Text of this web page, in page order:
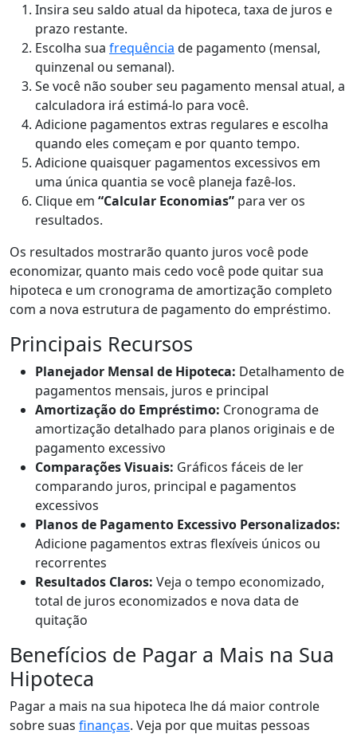
Insira seu saldo atual da hipoteca, taxa de juros e
prazo restante.
Escolha sua frequência de pagamento (mensal,
quinzenal ou semanal).
Se você não souber seu pagamento mensal atual, a
calculadora irá estimá-lo para você.
Adicione pagamentos extras regulares e escolha
quando eles começam e por quanto tempo.
Adicione quaisquer pagamentos excessivos em
uma única quantia se você planeja fazê-los.
Clique em “Calcular Economias” para ver os
resultados.
Os resultados mostrarão quanto juros você pode
economizar, quanto mais cedo você pode quitar sua
hipoteca e um cronograma de amortização completo
com a nova estrutura de pagamento do empréstimo.
Principais Recursos
Planejador Mensal de Hipoteca: Detalhamento de
pagamentos mensais, juros e principal
Amortização do Empréstimo: Cronograma de
amortização detalhado para planos originais e de
pagamento excessivo
Comparações Visuais: Gráficos fáceis de ler
comparando juros, principal e pagamentos
excessivos
Planos de Pagamento Excessivo Personalizados:
Adicione pagamentos extras flexíveis únicos ou
recorrentes
Resultados Claros: Veja o tempo economizado,
total de juros economizados e nova data de
quitação
Benefícios de Pagar a Mais na Sua
Hipoteca
Pagar a mais na sua hipoteca lhe dá maior controle
sobre suas finanças. Veja por que muitas pessoas